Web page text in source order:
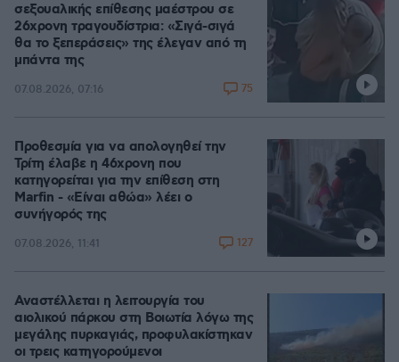
σεξουαλικής επίθεσης μαέστρου σε
26χρονη τραγουδίστρια: «Σιγά-σιγά
θα το ξεπεράσεις» της έλεγαν από τη
μπάντα της
07.08.2026, 07:16 75
Προθεσμία για να απολογηθεί την
Τρίτη έλαβε η 46χρονη που
κατηγορείται για την επίθεση στη
Marfin - «Είναι αθώα» λέει ο
συνήγορός της
07.08.2026, 11:41 127
Αναστέλλεται η λειτουργία του
αιολικού πάρκου στη Βοιωτία λόγω της
μεγάλης πυρκαγιάς, προφυλακίστηκαν
οι τρεις κατηγορούμενοι